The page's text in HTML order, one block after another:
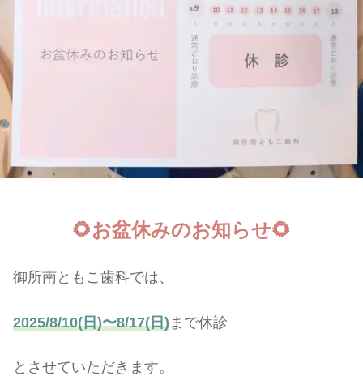
🌻お盆休みのお知らせ🌻
御所南ともこ歯科では、
2025/8/10(日)〜8/17(日) まで休診
とさせていただきます。